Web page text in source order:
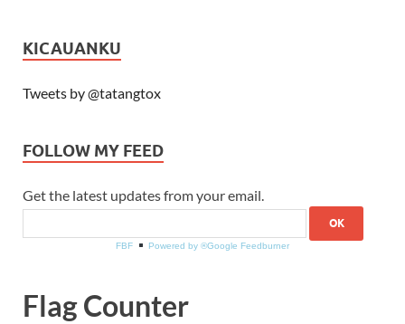
KICAUANKU
Tweets by @tatangtox
FOLLOW MY FEED
Get the latest updates from your email.
FBF Powered by ®Google Feedburner
Flag Counter